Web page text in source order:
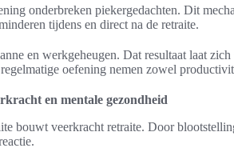
onderbreken piekergedachten. Dit
tijdens en direct na de retraite.
en werkgeheugen. Dat resultaat laat
oefening nemen zowel
en mentale gezondheid
bouwt veerkracht retraite. Door